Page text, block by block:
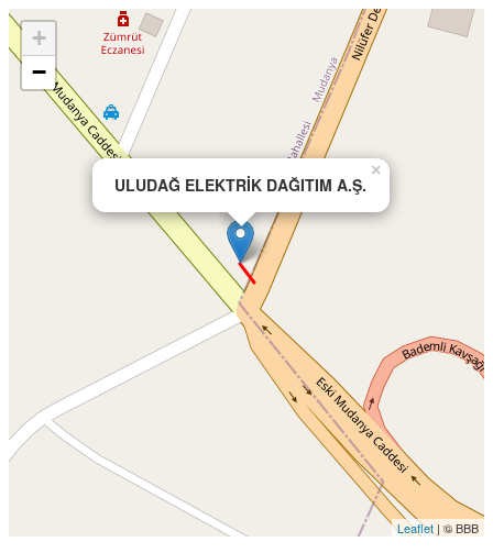
ULUDAĞ ELEKTRİK DAĞITIM A.Ş.
×
+
−
Leaflet | © BBB